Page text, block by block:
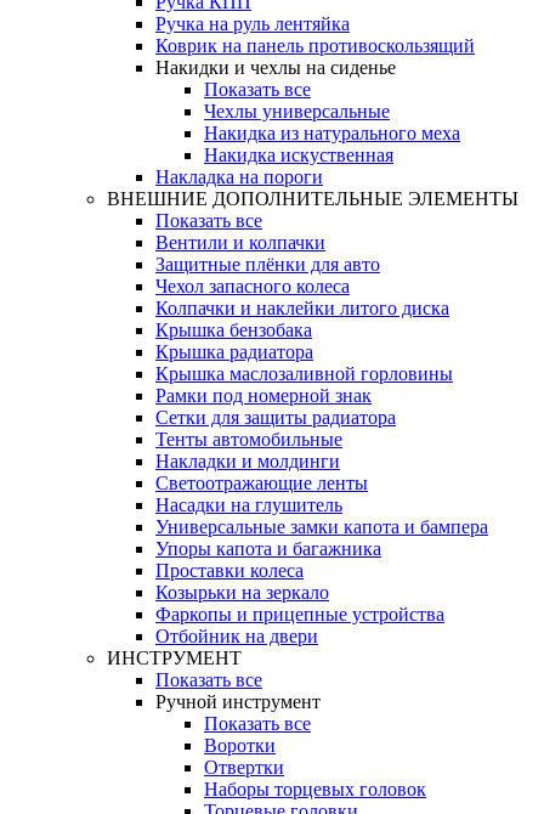
Ручка на руль лентяйка
Коврик на панель противоскользящий
Накидки и чехлы на сиденье
Показать все
Чехлы универсальные
Накидка из натурального меха
Накидка искуственная
Накладка на пороги
ВНЕШНИЕ ДОПОЛНИТЕЛЬНЫЕ ЭЛЕМЕНТЫ
Показать все
Вентили и колпачки
Защитные плёнки для авто
Чехол запасного колеса
Колпачки и наклейки литого диска
Крышка бензобака
Крышка радиатора
Крышка маслозаливной горловины
Рамки под номерной знак
Сетки для защиты радиатора
Тенты автомобильные
Накладки и молдинги
Светоотражающие ленты
Насадки на глушитель
Универсальные замки капота и бампера
Упоры капота и багажника
Проставки колеса
Козырьки на зеркало
Фаркопы и прицепные устройства
Отбойник на двери
ИНСТРУМЕНТ
Показать все
Ручной инструмент
Показать все
Воротки
Отвертки
Наборы торцевых головок